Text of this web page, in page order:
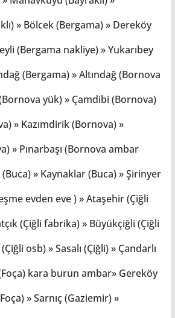
» Bölcek (Bergama) » Dereköy
(Bergama nakliye) » Yukarıbey
(Bergama) » Altındağ (Bornova
yük) » Çamdibi (Bornova)
» Kazımdirik (Bornova) »
» Pınarbaşı (Bornova ambar
» Kaynaklar (Buca) » Şirinyer
evden eve ) » Ataşehir (Çiğli
(Çiğli fabrika) » Büyükçiğli (Çiğli
osb) » Sasalı (Çiğli) » Çandarlı
kara burun ambar» Gereköy
» Sarnıç (Gaziemir) »